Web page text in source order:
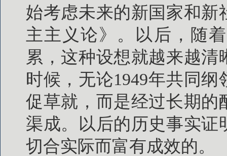
始考虑未来的新国家和
主主义论》。以后，随
累，这种设想就越来越
时候，无论1949年共同
促草就，而是经过长期的
渠成。以后的历史事实
切合实际而富有成效的。